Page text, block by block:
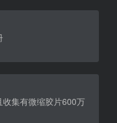
集有微缩胶片600万